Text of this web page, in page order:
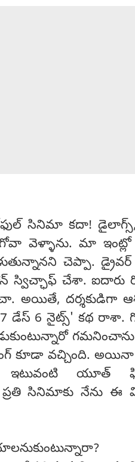
సినిమా కదా!
వెళ్ళాను. మా
చెప్పా.
స్విచ్ఛాఫ్ చేశా. ఐదారు
అయితే, దర్శకుడిగా
'7 డేస్ 6 నైట్స్' కథ
కూడా వచ్చింది.
యూత్
ప్రతి సినిమాకు నేను ఈ